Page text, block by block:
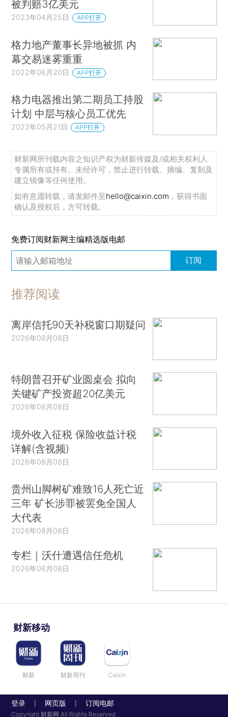
被判赔3亿美元
2023年04月25日 APP打开
格力地产董事长异地被抓 内
幕交易迷雾重重
2022年06月20日 APP打开
格力电器推出第二期员工持股
计划 中层与核心员工优先
2022年05月21日 APP打开
财新网所刊载内容之知识产权为财新传媒及/或相关权利人
专属所有或持有。未经许可，禁止进行转载、摘编、复制及
建立镜像等任何使用。
如有意愿转载，请发邮件至hello@caixin.com ，获得书面
确认及授权后，方可转载。
免费订阅财新网主编精选版电邮
订阅
推荐阅读
离岸信托90天补税窗口期疑问
2026年08月08日
特朗普召开矿业圆桌会 拟向
关键矿产投资超20亿美元
2026年08月08日
境外收入征税 保险收益计税
详解(含视频)
2026年08月08日
贵州山脚树矿难致16人死亡近
三年 矿长涉罪被罢免全国人
大代表
2026年08月08日
专栏｜沃什遭遇信任危机
2026年08月08日
财新移动
财新 财新周刊 Caixin
登录 网页版 订阅电邮
Copyright 财新网 All Rights Reserved